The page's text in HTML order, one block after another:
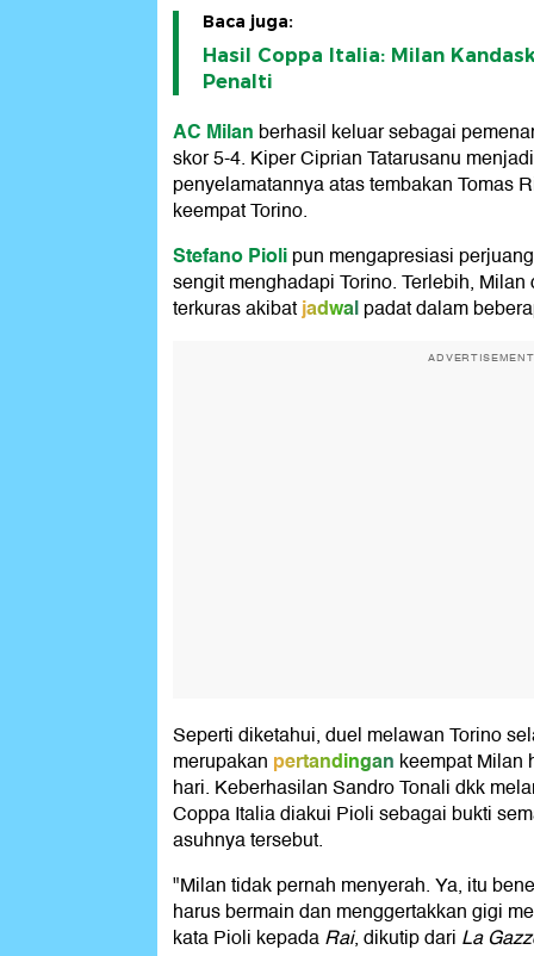
Baca juga:
Hasil Coppa Italia: Milan
Penalti
AC Milan berhasil keluar sebagai
skor 5-4. Kiper Ciprian Tatarusanu
penyelamatannya atas tembakan Tomas
keempat Torino.
Stefano Piolipun mengapresiasi
sengit menghadapi Torino. Terlebih,
terkuras akibatjadwalpadat dalam
ADVERTISEMENT
Seperti diketahui, duel melawan Torino
merupakan pertandingan keempat Milan
hari. Keberhasilan Sandro Tonali dkk
Coppa Italia diakui Pioli sebagai bukti
asuhnya tersebut.
"Milan tidak pernah menyerah. Ya, itu
harus bermain dan menggertakkan gigi
kata Pioli kepadaRai, dikutip dari La